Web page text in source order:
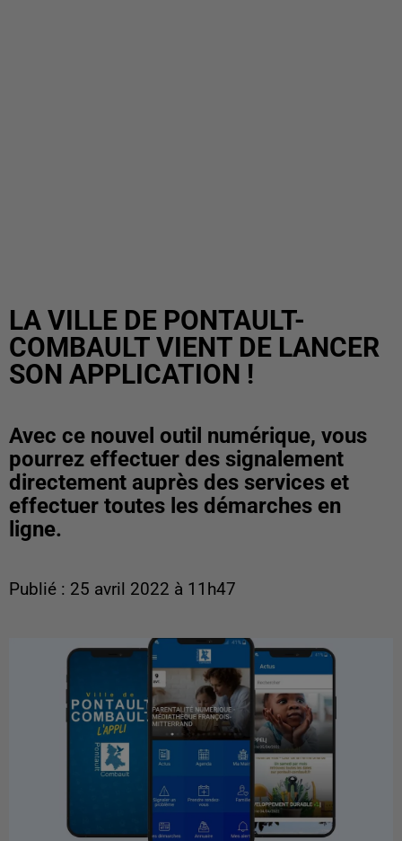
LA VILLE DE PONTAULT-
COMBAULT VIENT DE LANCER
SON APPLICATION !
Avec ce nouvel outil numérique, vous
pourrez effectuer des signalement
directement auprès des services et
effectuer toutes les démarches en
ligne.
Publié : 25 avril 2022 à 11h47